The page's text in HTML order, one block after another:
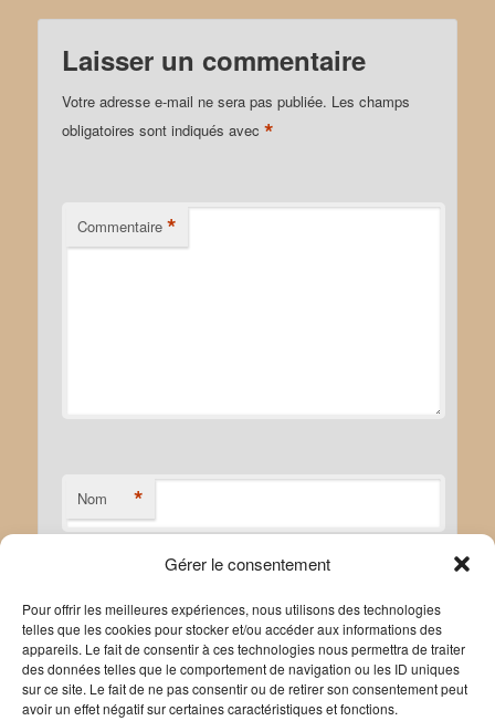
Gérer le consentement
Pour offrir les meilleures expériences, nous utilisons des technologies
telles que les cookies pour stocker et/ou accéder aux informations des
appareils. Le fait de consentir à ces technologies nous permettra de traiter
des données telles que le comportement de navigation ou les ID uniques
sur ce site. Le fait de ne pas consentir ou de retirer son consentement peut
avoir un effet négatif sur certaines caractéristiques et fonctions.
Laisser un commentaire
Votre adresse e-mail ne sera pas publiée. Les champs
obligatoires sont indiqués avec*
Commentaire *
Nom *
E-mail *
Site web